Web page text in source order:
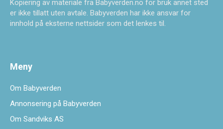
Kopiering av materiale fra Babyverden.no for bruk annet sted
er ikke tillatt uten avtale. Babyverden har ikke ansvar for
innhold på eksterne nettsider som det lenkes til.
Meny
Om Babyverden
Annonsering på Babyverden
Om Sandviks AS